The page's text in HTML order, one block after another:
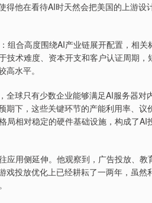
他在看待AI时天然会把美国的上游设计
合高度围绕AI产业链展开配置，相关
技术难度、资本开支和客户认证周期，
水平。
球只有少数企业能够满足AI服务器对
期下，这些关键环节的产能利用率、议
局相对稳定的硬件基础设施，构成了AI
用侧延伸。他观察到，广告投放、教
戏投放优化上已经耕耘了一两年，虽然